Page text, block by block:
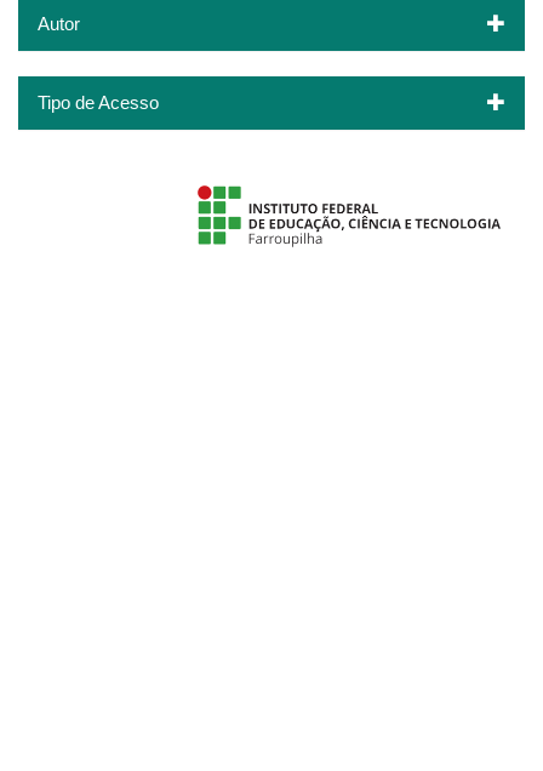
Autor
Tipo de Acesso